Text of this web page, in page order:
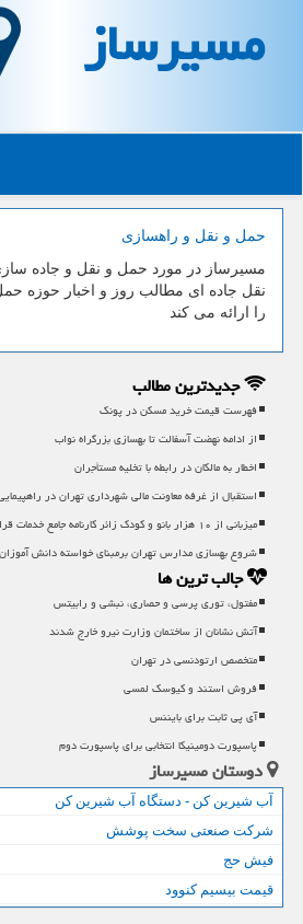
مسیرساز
حمل و نقل و راهسازی
مسیرساز در مورد حمل و نقل و جاده
نقل جاده ای مطالب روز و اخبار حوزه
را ارائه می كند
جدیدترین مطالب
فهرست قیمت خرید مسکن در پونک
از ادامه نهضت آسفالت تا بهسازی بزرگراه نواب
اخطار به مالکان در رابطه با تخلیه مستأجران
استقبال از غرفه معاونت مالی شهرداری تهران در
میزبانی از ۱۰ هزار بانو و کودک زائر کارنامه جامع خدمات قرارگاه زینبیه
شروع بهسازی مدارس تهران برمبنای خواسته دانش آموزان
جالب ترین ها
مفتول، توری پرسی و حصاری، نبشی و رابیتس
آتش نشانان از ساختمان وزارت نیرو خارج شدند
متخصص ارتودنسی در تهران
فروش استند و کیوسک لمسی
آی پی ثابت برای بایننس
پاسپورت دومینیكا انتخابی برای پاسپورت دوم
دوستان مسیرساز
آب شیرین کن - دستگاه آب شیرین کن
شرکت صنعتی سخت پوشش
فیش حج
قیمت بیسیم کنوود